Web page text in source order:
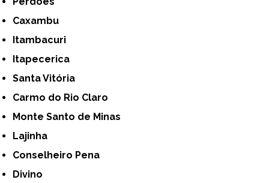
Caxambu
Itambacuri
Itapecerica
Santa Vitória
Carmo do Rio Claro
Monte Santo de Minas
Lajinha
Conselheiro Pena
Divino